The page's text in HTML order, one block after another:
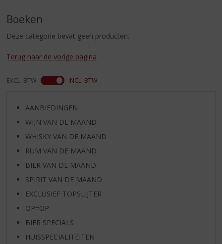
r
i
g
n
a
Boeken
Deze categorie bevat geen producten.
Terug naar de vorige pagina
EXCL. BTW INCL. BTW
AANBIEDINGEN
WIJN VAN DE MAAND
WHISKY VAN DE MAAND
RUM VAN DE MAAND
BIER VAN DE MAAND
SPIRIT VAN DE MAAND
EXCLUSIEF TOPSLIJTER
OP=OP
BIER SPECIALS
HUISSPECIALITEITEN